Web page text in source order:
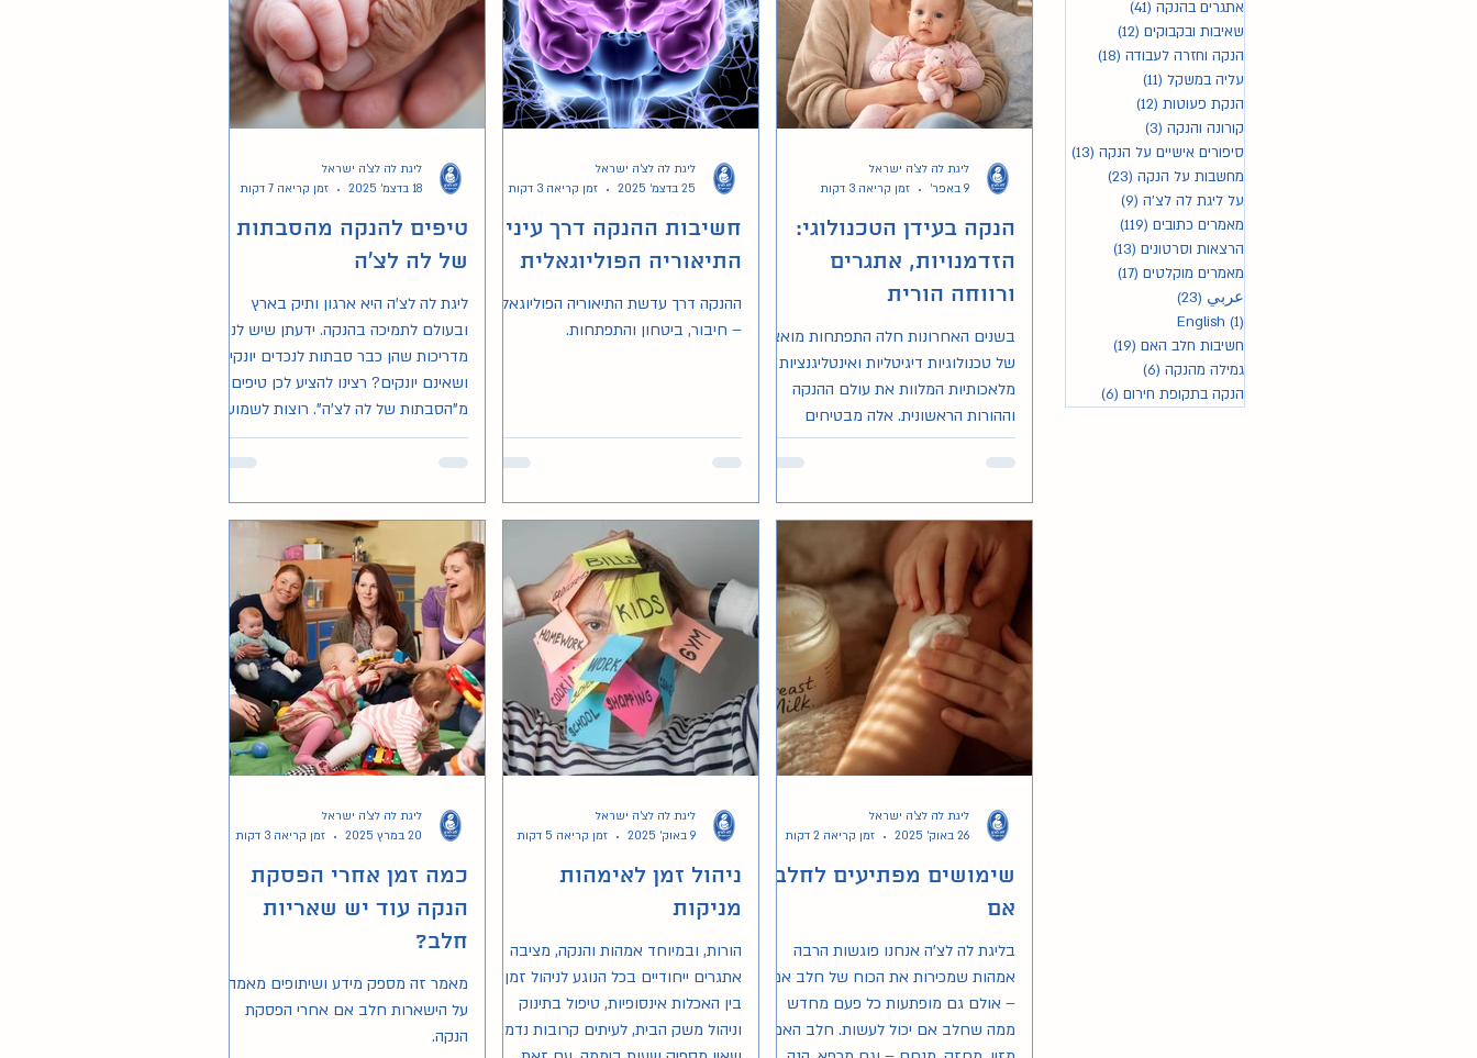
הנקה בעידן הטכנולוגי:
הזדמנויות, אתגרים
ורווחה הורית
בשנים האחרונות חלה התפתחות מואצת
של טכנולוגיות דיגיטליות ואינטליגנציות
מלאכותיות המלוות את עולם ההנקה
וההורות הראשונית. אלה מבטיחים
להעניק להורים ידע, שליטה וביטחון
בתקופה המאופיינת בחוסר ודאות, עייפות
עולה הצורך לבחון באופן ביקורתי את
השפעת הטכנולוגיות הללו על חוויית
ההנקה, על הרווחה ההורית, ועל יחסי
הגומלין בין הורים לאנשי מקצוע.
ליגת לה לצ'ה ישראל
9 באפר׳
זמן קריאה 3 דקות
חשיבות ההנקה דרך עיני
התיאוריה הפוליוגאלית
ההנקה דרך עדשת התיאוריה הפוליוגאלית
– חיבור, ביטחון והתפתחות.
ליגת לה לצ'ה ישראל
25 בדצמ׳ 2025
זמן קריאה 3 דקות
טיפים להנקה מהסבתות
של לה לצ'ה
ליגת לה לצ'ה היא ארגון ותיק בארץ
ובעולם לתמיכה בהנקה. ידעתן שיש לנו
מדריכות שהן כבר סבתות לנכדים יונקים
ושאינם יונקים? רצינו להציע לכן טיפים
מ"הסבתות של לה לצ'ה". רוצות לשמוע
מה יש להן לומר?
ליגת לה לצ'ה ישראל
18 בדצמ׳ 2025
זמן קריאה 7 דקות
שימושים מפתיעים לחלב
אם
בליגת לה לצ'ה אנחנו פוגשות הרבה
אמהות שמכירות את הכוח של חלב אם
– אולם גם מופתעות כל פעם מחדש
ממה שחלב אם יכול לעשות. חלב האם
ליגת לה לצ'ה ישראל
26 באוק׳ 2025
זמן קריאה 2 דקות
ניהול זמן לאימהות
מניקות
הורות, ובמיוחד אמהות והנקה, מציבה
אתגרים ייחודיים בכל הנוגע לניהול זמן.
בין האכלות אינסופיות, טיפול בתינוק
וניהול משק הבית, לעיתים קרובות נדמה
ליגת לה לצ'ה ישראל
9 באוק׳ 2025
זמן קריאה 5 דקות
כמה זמן אחרי הפסקת
הנקה עוד יש שאריות
חלב?
מאמר זה מספק מידע ושיתופים מאמהות
על הישארות חלב אם אחרי הפסקת
הנקה.
ליגת לה לצ'ה ישראל
20 במרץ 2025
זמן קריאה 3 דקות
אתגרים בהנקה (41)
שאיבות ובקבוקים (12)
הנקה וחזרה לעבודה (18)
עליה במשקל (11)
הנקת פעוטות (12)
קורונה והנקה (3)
סיפורים אישיים על הנקה (13)
מחשבות על הנקה (23)
על ליגת לה לצ'ה (9)
מאמרים כתובים (119)
הרצאות וסרטונים (13)
מאמרים מוקלטים (17)
عربي (23)
English (1)
חשיבות חלב האם (19)
גמילה מהנקה (6)
הנקה בתקופת חירום (6)